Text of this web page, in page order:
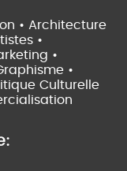
• Architecture
•
•
•
Culturelle